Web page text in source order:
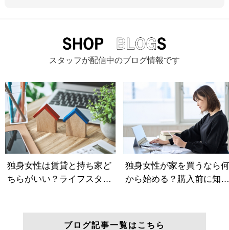
スタッフが配信中のブログ情報です
ブログ記事一覧はこちら